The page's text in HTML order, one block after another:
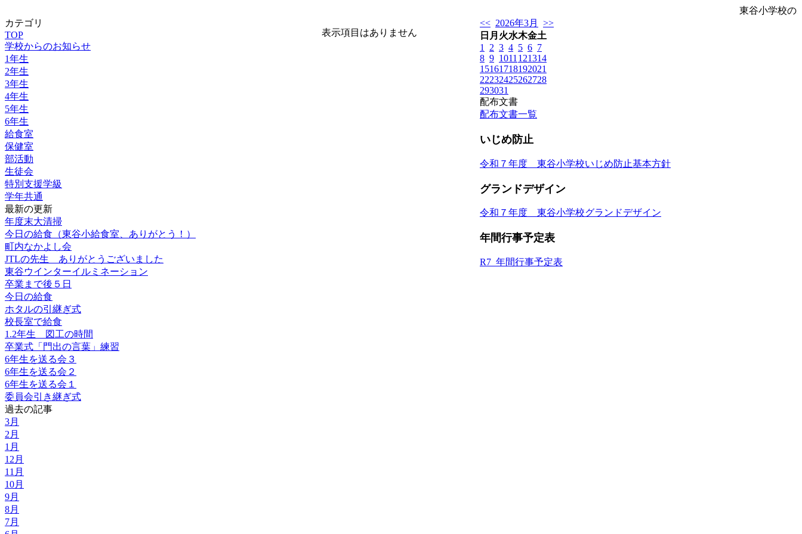
東谷小学校の
カテゴリ
TOP
学校からのお知らせ
1年生
2年生
3年生
4年生
5年生
6年生
給食室
保健室
部活動
生徒会
特別支援学級
学年共通
最新の更新
年度末大清掃
今日の給食（東谷小給食室、ありがとう！）
町内なかよし会
JTLの先生 ありがとうございました
東谷ウインターイルミネーション
卒業まで後５日
今日の給食
ホタルの引継ぎ式
校長室で給食
1.2年生 図工の時間
卒業式「門出の言葉」練習
6年生を送る会３
6年生を送る会２
6年生を送る会１
委員会引き継ぎ式
過去の記事
3月
2月
1月
12月
11月
10月
9月
8月
7月
表示項目はありません
<< 2026年3月
>>
日 月 火水木金土
1
2 3 4 5 6 7
8 9 1011 121314
15161718192021
22232425262728
293031
配布文書
配布文書一覧
いじめ防止
令和７年度 東谷小学校いじめ防止基本方針
グランドデザイン
令和７年度 東谷小学校グランドデザイン
年間行事予定表
R7_年間行事予定表